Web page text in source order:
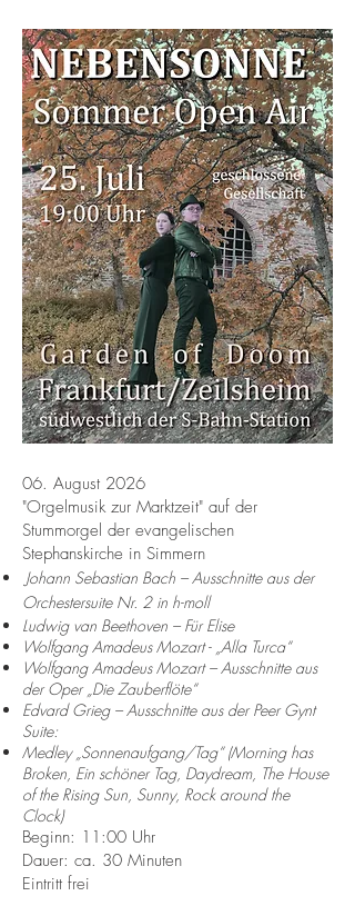
06. August 2026
"Orgelmusik zur Marktzeit" auf der
Stummorgel der evangelischen
Stephanskirche in Simmern
Johann Sebastian Bach – Ausschnitte aus der
Orchestersuite Nr. 2 in h-moll
Ludwig van Beethoven – Für Elise
Wolfgang Amadeus Mozart - „Alla Turca“
Wolfgang Amadeus Mozart – Ausschnitte aus
der Oper „Die Zauberflöte“
Edvard Grieg – Ausschnitte aus der Peer Gynt
Suite:
Medley „Sonnenaufgang/Tag“ (Morning has
Broken, Ein schöner Tag, Daydream, The House
of the Rising Sun, Sunny, Rock around the
Clock)
Beginn: 11:00 Uhr
Dauer: ca. 30 Minuten
Eintritt frei